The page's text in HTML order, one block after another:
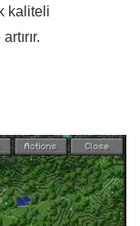
kaliteli